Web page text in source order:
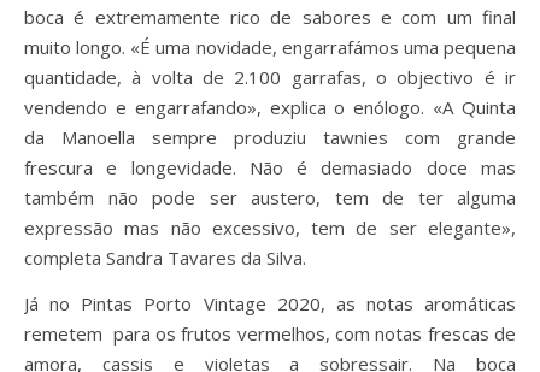
boca é extremamente rico de sabores e com um final
muito longo. «É uma novidade, engarrafámos uma pequena
quantidade, à volta de 2.100 garrafas, o objectivo é ir
vendendo e engarrafando», explica o enólogo. «A Quinta
da Manoella sempre produziu tawnies com grande
frescura e longevidade. Não é demasiado doce mas
também não pode ser austero, tem de ter alguma
expressão mas não excessivo, tem de ser elegante»,
completa Sandra Tavares da Silva.
Já no Pintas Porto Vintage 2020, as notas aromáticas
remetem para os frutos vermelhos, com notas frescas de
amora, cassis e violetas a sobressair. Na boca